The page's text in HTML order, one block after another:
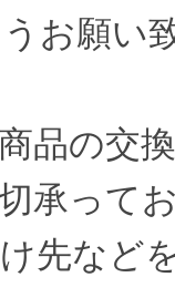
お願い
品の交
承って
先など